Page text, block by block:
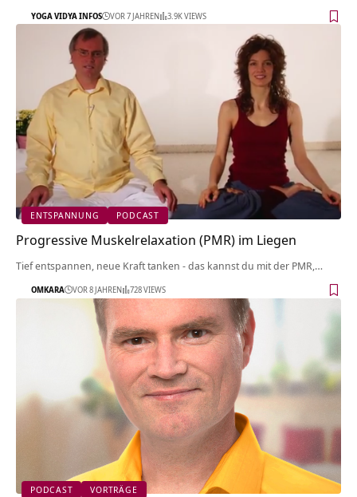
YOGA VIDYA INFOS VOR 7 JAHREN 3.9K VIEWS
ENTSPANNUNG PODCAST
Progressive Muskelrelaxation (PMR) im Liegen
Tief entspannen, neue Kraft tanken - das kannst du mit der PMR,…
OMKARA VOR 8 JAHREN 728 VIEWS
PODCAST VORTRÄGE